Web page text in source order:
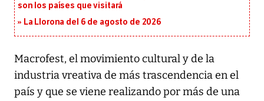
son los países que visitará
La Llorona del 6 de agosto de 2026
Macrofest, el movimiento cultural y de la
industria vreativa de más trascendencia en el
país y que se viene realizando por más de una